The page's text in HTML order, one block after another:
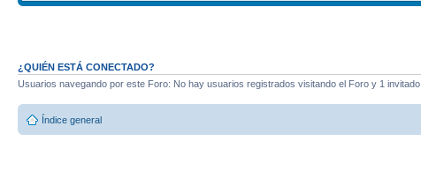
¿QUIÉN ESTÁ CONECTADO?
Usuarios navegando por este Foro: No hay usuarios registrados visitando el Foro y 1 invitado
Índice general